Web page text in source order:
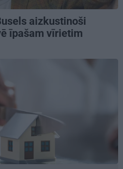
aizkustinoši
īpašam vīrietim